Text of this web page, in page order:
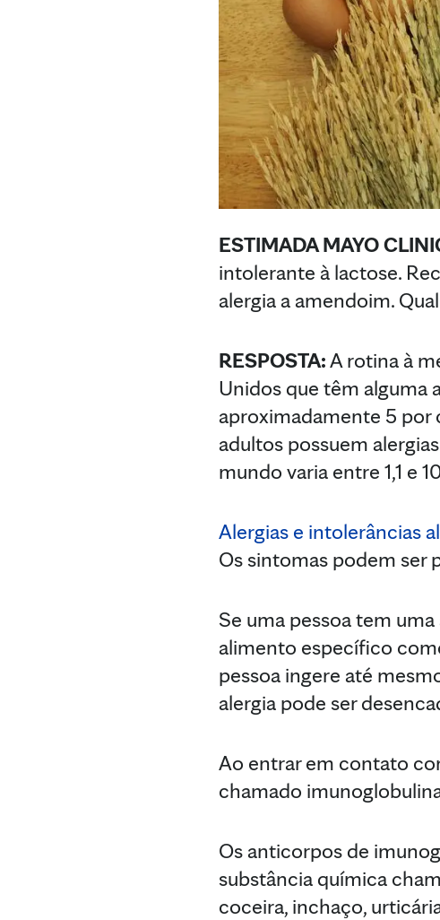
ESTIMADA MAYO
intolerante à lactose.
alergia a amendoim.
RESPOSTA:A rotina à
Unidos que têm alguma
aproximadamente 5 por
adultos possuem
mundo varia entre 1,1 e
Alergias e intolerâncias
Os sintomas podem ser
Se uma pessoa tem
alimento específico
pessoa ingere até
alergia pode ser
Ao entrar em contato
chamado
Os anticorpos de
substância química
coceira, inchaço,